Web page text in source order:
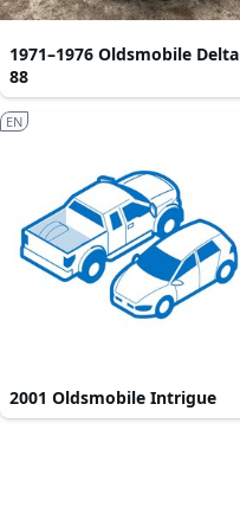
1971–1976 Oldsmobile Delta
88
2001 Oldsmobile Intrigue
EN